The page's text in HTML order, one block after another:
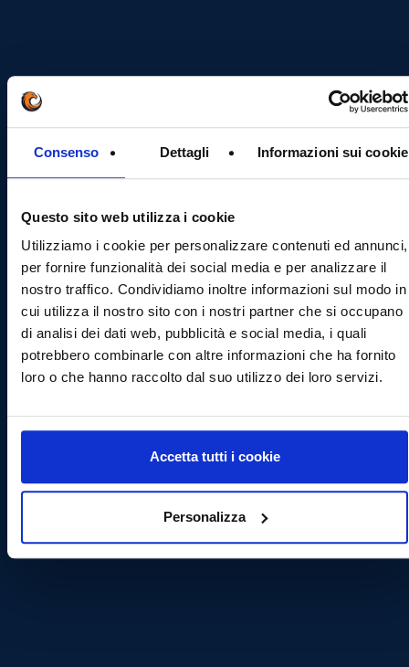
Consenso Dettagli Informazioni sui cookie
Questo sito web utilizza i cookie
Utilizziamo i cookie per personalizzare contenuti ed annunci,
per fornire funzionalità dei social media e per analizzare il
nostro traffico. Condividiamo inoltre informazioni sul modo in
cui utilizza il nostro sito con i nostri partner che si occupano
di analisi dei dati web, pubblicità e social media, i quali
potrebbero combinarle con altre informazioni che ha fornito
loro o che hanno raccolto dal suo utilizzo dei loro servizi.
Accetta tutti i cookie
Personalizza